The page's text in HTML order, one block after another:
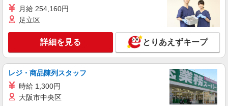
翌6時 週5日勤務の場合） 時給1,750円×8h×22日勤
務
兵庫県神戸市東灘区 ★上記以外にも多数派遣
キープ 詳細を見る
LAPI-Staff株式会社 関西エリア/軽作業
おもちゃ・玩具のピッキング、梱包
時給1,750円以上（深夜手当含む）＋交通費全
月給 254,160円
足立区
詳細を見る とりあえずキープ
レジ・商品陳列スタッフ
時給 1,300円
大阪市中央区